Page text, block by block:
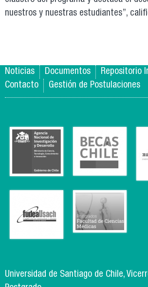
nuestros y nuestras estudiantes”,
Noticias Documentos
Repositorio
Contacto
Gestión de Postulaciones
Universidad de Santiago de Chile,